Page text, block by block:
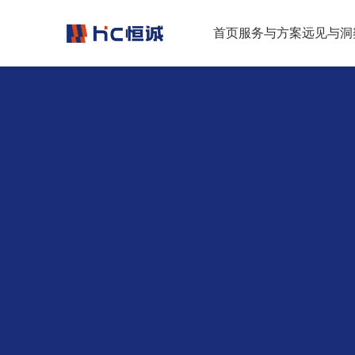
首页服务与方案远见与